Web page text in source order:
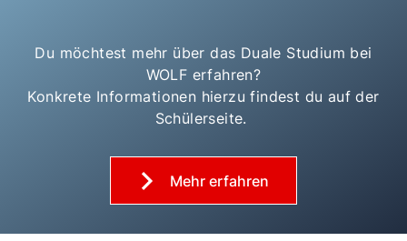
Du möchtest mehr über das Duale Studium bei
WOLF erfahren?
Konkrete Informationen hierzu findest du auf der
Schülerseite.
Mehr erfahren